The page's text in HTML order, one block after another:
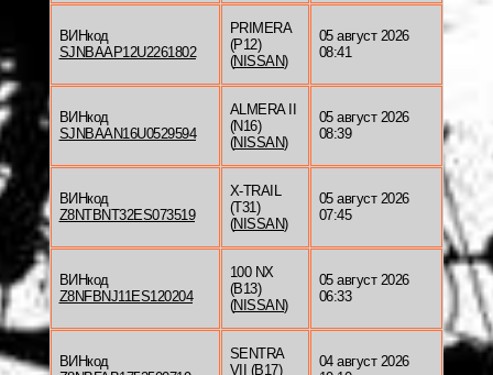
ВИНкод
SJNBAAP12U2261802
PRIMERA
(P12)
(NISSAN)
05 август 2026
08:41
ВИНкод
SJNBAAN16U0529594
ALMERA II
(N16)
(NISSAN)
05 август 2026
08:39
ВИНкод
Z8NTBNT32ES073519
X-TRAIL
(T31)
(NISSAN)
05 август 2026
07:45
ВИНкод
Z8NFBNJ11ES120204
100 NX
(B13)
(NISSAN)
05 август 2026
06:33
ВИНкод
SENTRA
VII (B17)
04 август 2026